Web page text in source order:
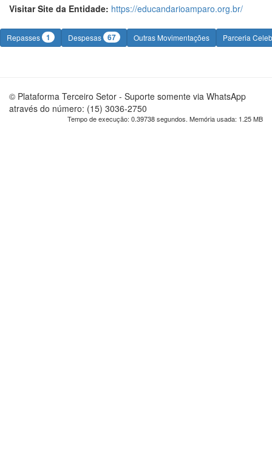
Visitar Site da Entidade: https://educandarioamparo.org.br/
Repasses 1 Despesas 67 Outras Movimentações Parceria
© Plataforma Terceiro Setor - Suporte somente via WhatsApp
através do número: (15) 3036-2750
Tempo de execução: 0.39738 segundos. Memória usada: 1.25 MB